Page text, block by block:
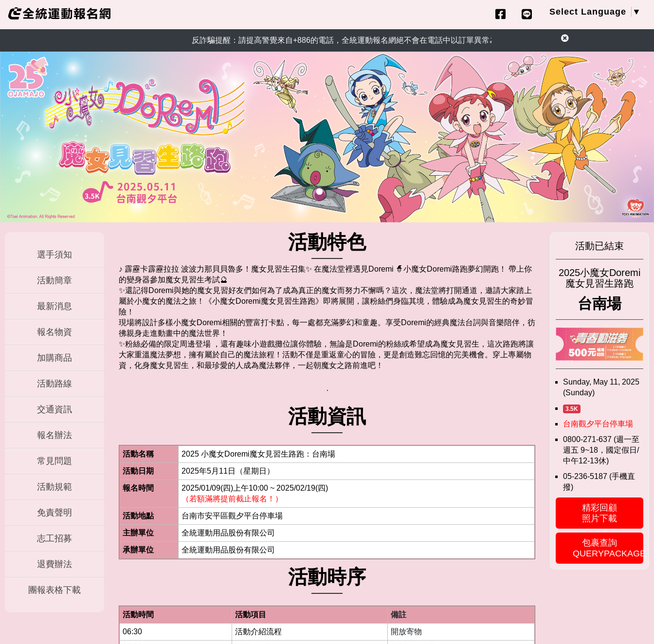
Select Language ▼
反詐騙提醒：請提高警覺來自+886的電話，全統運動報名網絕不會在電話中以訂單異常為由，要求您提供信用卡資訊或ATM匯款操作退款，請勿相
選手須知
活動簡章
最新消息
報名物資
加購商品
活動路線
交通資訊
報名辦法
常見問題
活動規範
免責聲明
志工招募
退費辦法
團報表格下載
活動特色
♪ 霹靂卡霹靂拉拉 波波力那貝貝魯多！魔女見習生召集✨ 在魔法堂裡遇見Doremi 🧙小魔女Doremi路跑夢幻開跑！ 帶上你
的變身器參加魔女見習生考試🔮
✨還記得Doremi與她的魔女見習好友們如何為了成為真正的魔女而努力不懈嗎？這次，魔法堂將打開通道，邀請大家踏上
屬於小魔女的魔法之旅！《小魔女Doremi魔女見習生路跑》即將展開，讓粉絲們身臨其境，體驗成為魔女見習生的奇妙冒
險！
現場將設計多樣小魔女Doremi相關的豐富打卡點，每一處都充滿夢幻和童趣。享受Doremi的經典魔法台詞與音樂陪伴，彷
彿親身走進動畫中的魔法世界！
✨粉絲必備的限定周邊登場 ，還有趣味小遊戲攤位讓你體驗，無論是Doremi的粉絲或希望成為魔女見習生，這次路跑將讓
大家重溫魔法夢想，擁有屬於自己的魔法旅程！活動不僅是重返童心的冒險，更是創造難忘回憶的完美機會。穿上專屬物
資，化身魔女見習生，和最珍愛的人成為魔法夥伴，一起朝魔女之路前進吧！
活動資訊
活動名稱 2025 小魔女Doremi魔女見習生路跑：台南場
活動日期 2025年5月11日（星期日）
報名時間
2025/01/09(四)上午10:00 ~ 2025/02/19(四)
（若額滿將提前截止報名！）
活動地點 台南市安平區觀夕平台停車場
主辦單位 全統運動用品股份有限公司
承辦單位 全統運動用品股份有限公司
活動時序
活動時間 活動項目 備註
06:30 活動介紹流程 開放寄物
活動已結束
2025小魔女Doremi
魔女見習生路跑
台南場
Sunday, May 11, 2025
(Sunday)
3.5K
台南觀夕平台停車場
0800-271-637 (週一至
週五 9~18，國定假日/
中午12-13休)
05-236-5187 (手機直
撥)
精彩回顧
照片下載
包裹查詢
QUERYPACKAGE